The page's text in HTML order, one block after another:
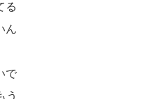
る
ん
で
う